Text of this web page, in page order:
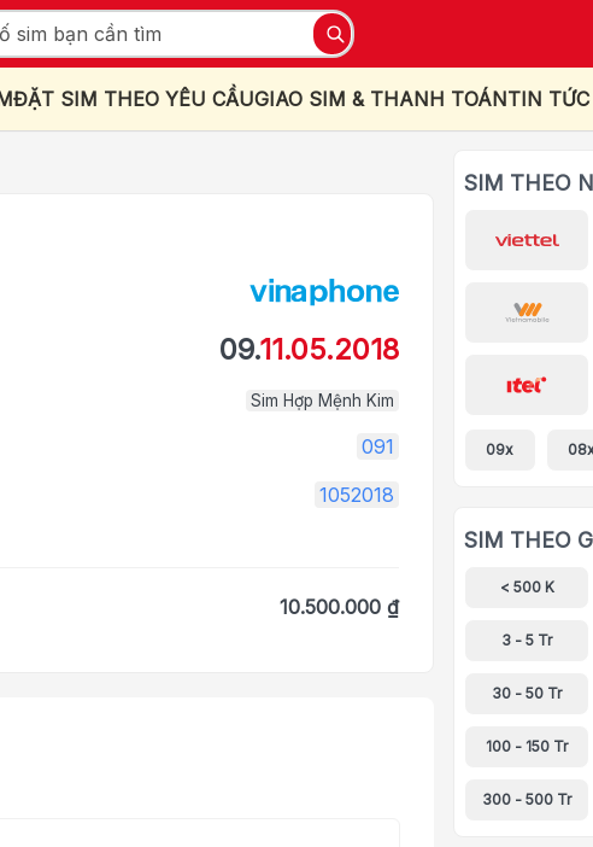
ĐẶT SIM THEO YÊU CẦUGIAO SIM & THANH TOÁNTIN TỨC
09.11.05.2018
Sim Hợp Mệnh Kim
091
1052018
10.500.000 ₫
SIM THEO
09x
SIM THEO
< 500 K
3 - 5 Tr
30 - 50 Tr
100 - 150 Tr
300 - 500 Tr